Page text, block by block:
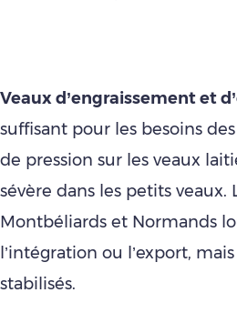
Veaux d’engraissement et
suffisant pour les besoins
de pression sur les veaux
sévère dans les petits veaux.
Montbéliards et Normands
l’intégration ou l’export,
stabilisés.